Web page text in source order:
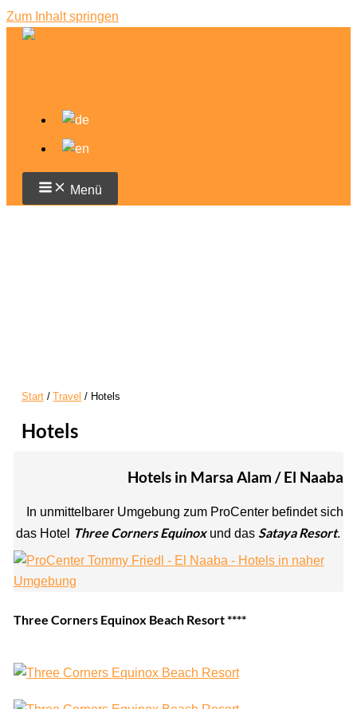
Zum Inhalt springen
Menü
Start Travel Hotels
Hotels
Hotels in Marsa Alam / El Naaba
In unmittelbarer Umgebung zum ProCenter befindet sich
das Hotel Three Corners Equinoxund dasSataya Resort.
Three Corners Equinox Beach Resort ****